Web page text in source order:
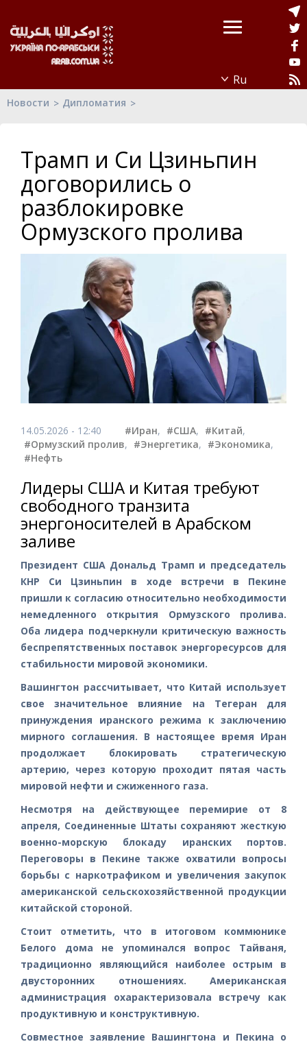
Новости Дипломатия
Трамп и Си Цзиньпин
договорились о
разблокировке
Ормузского пролива
14.05.2026 - 12:40 #Иран, #США, #Китай,
#Ормузский пролив, #Энергетика, #Экономика,
#Нефть
Лидеры США и Китая требуют
свободного транзита
энергоносителей в Арабском
заливе
Президент США Дональд Трамп и председатель
КНР Си Цзиньпин в ходе встречи в Пекине
пришли к согласию относительно необходимости
немедленного открытия Ормузского пролива.
Оба лидера подчеркнули критическую важность
беспрепятственных поставок энергоресурсов для
стабильности мировой экономики.
Вашингтон рассчитывает, что Китай использует
свое значительное влияние на Тегеран для
принуждения иранского режима к заключению
мирного соглашения. В настоящее время Иран
продолжает блокировать стратегическую
артерию, через которую проходит пятая часть
мировой нефти и сжиженного газа.
Несмотря на действующее перемирие от 8
апреля, Соединенные Штаты сохраняют жесткую
военно-морскую блокаду иранских портов.
Переговоры в Пекине также охватили вопросы
борьбы с наркотрафиком и увеличения закупок
американской сельскохозяйственной продукции
китайской стороной.
Стоит отметить, что в итоговом коммюнике
Белого дома не упоминался вопрос Тайваня,
традиционно являющийся наиболее острым в
двусторонних отношениях. Американская
администрация охарактеризовала встречу как
продуктивную и конструктивную.
Совместное заявление Вашингтона и Пекина о